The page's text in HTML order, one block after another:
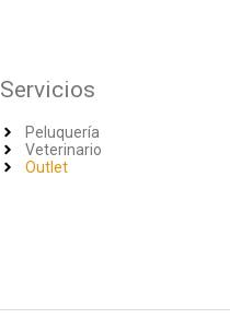
Servicios
Peluquería
Veterinario
Outlet